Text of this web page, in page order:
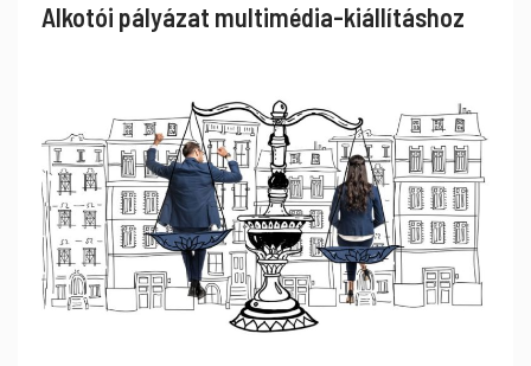
Alkotói pályázat multimédia-kiállításhoz